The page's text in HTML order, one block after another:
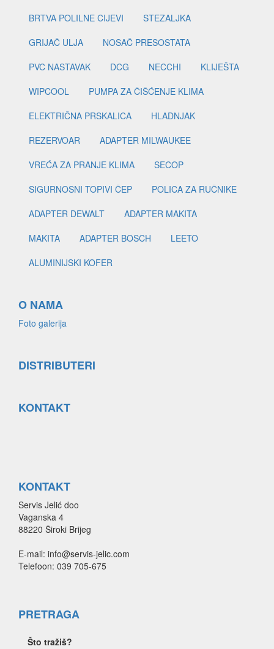
BRTVA POLILNE CIJEVI
STEZALJKA
GRIJAČ ULJA
NOSAČ PRESOSTATA
PVC NASTAVAK
DCG NECCHI
KLIJEŠTA
WIPCOOL
PUMPA ZA ČIŠĆENJE KLIMA
ELEKTRIČNA PRSKALICA
HLADNJAK
REZERVOAR
ADAPTER MILWAUKEE
VREĆA ZA PRANJE KLIMA
SECOP
SIGURNOSNI TOPIVI ČEP
POLICA ZA RUČNIKE
ADAPTER DEWALT
ADAPTER MAKITA
MAKITA
ADAPTER BOSCH
LEETO
ALUMINIJSKI KOFER
O NAMA
Foto galerija
DISTRIBUTERI
KONTAKT
KONTAKT
Servis Jelić doo
Vaganska 4
88220 Široki Brijeg
E-mail: info@servis-jelic.com
Telefoon: 039 705-675
PRETRAGA
Što tražiš?